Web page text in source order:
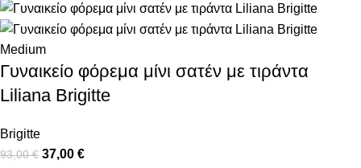
Medium
Γυναικείο φόρεμα μίνι σατέν με τιράντα
Liliana Brigitte
Brigitte
93,00€ 37,00 €